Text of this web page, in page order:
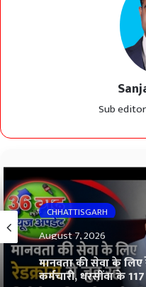
Sub
CHHATTISGARH
August 7, 2026
मानवता की सेवा के
कर्मचारी, धरसींवा के
सदस्यता